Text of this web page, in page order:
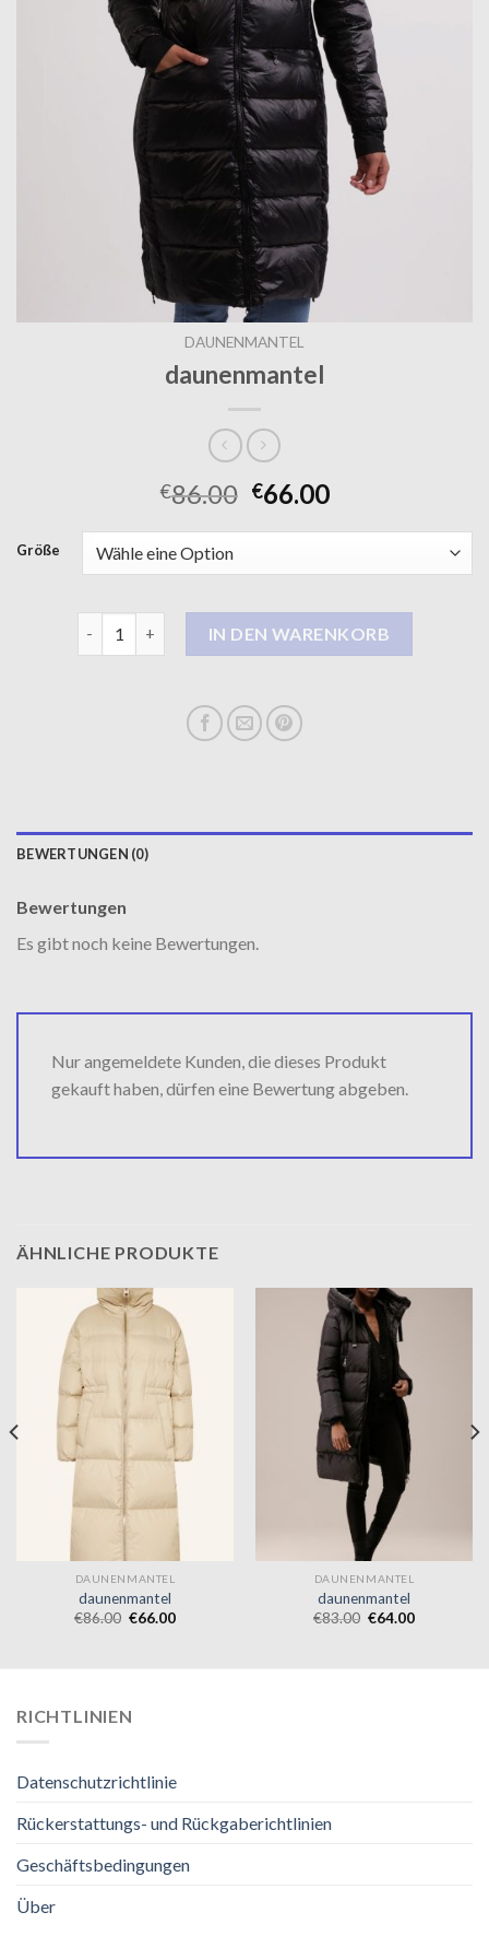
DAUNENMANTEL
daunenmantel
€86.00 €66.00
Größe
IN DEN WARENKORB
BEWERTUNGEN (0)
Bewertungen
Es gibt noch keine Bewertungen.
Nur angemeldete Kunden, die dieses Produkt
gekauft haben, dürfen eine Bewertung abgeben.
ÄHNLICHE PRODUKTE
DAUNENMANTEL
daunenmantel
€86.00 €66.00
DAUNENMANTEL
daunenmantel
€83.00 €64.00
RICHTLINIEN
Datenschutzrichtlinie
Rückerstattungs- und Rückgaberichtlinien
Geschäftsbedingungen
Über